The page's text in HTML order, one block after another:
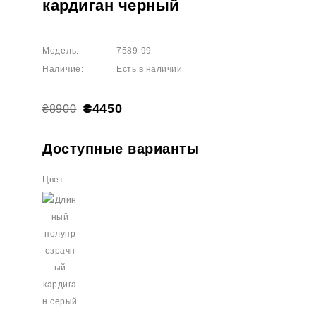
кардиган черный
Модель:
7589-99
Наличие:
Есть в наличии
₴8900 ₴4450
Доступные варианты
Цвет